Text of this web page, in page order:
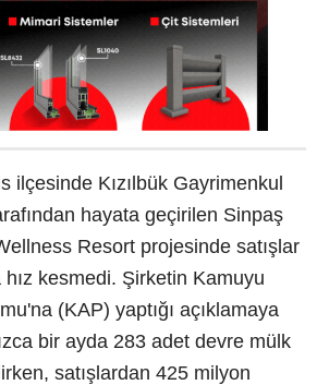
ilçesinde Kızılbük Gayrimenkul
hayata geçirilen Sinpaş
Resort projesinde satışlar
kesmedi. Şirketin Kamuyu
(KAP) yaptığı açıklamaya
bir ayda 283 adet devre mülk
satışlardan 425 milyon